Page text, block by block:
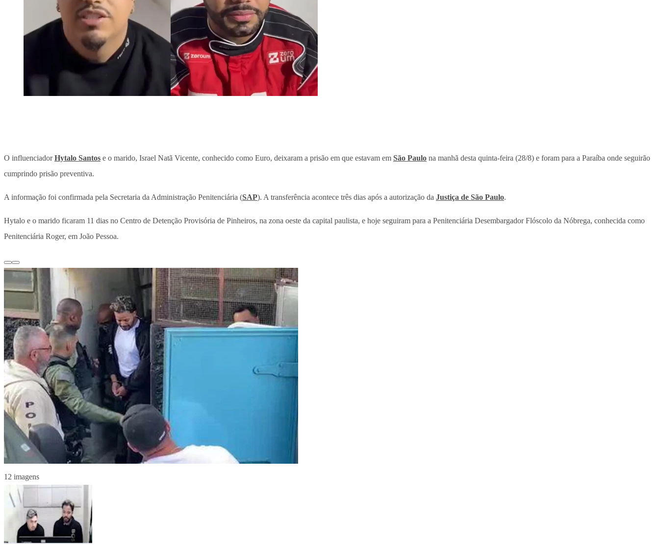
O influenciadorHytalo Santos e o marido, Israel Natã Vicente, conhecido como Euro, deixaram a prisão em que estavam em São Paulo na manhã desta quinta-feira (28/8) e foram para a Paraíba onde seguirão
cumprindo prisão preventiva.
A informação foi confirmada pela Secretaria da Administração Penitenciária (SAP). A transferência acontece três dias após a autorização da Justiça de São Paulo.
Hytalo e o marido ficaram 11 dias no Centro de Detenção Provisória de Pinheiros, na zona oeste da capital paulista, e hoje seguiram para a Penitenciária Desembargador Flóscolo da Nóbrega, conhecida como
Penitenciária Roger, em João Pessoa.
12 imagens